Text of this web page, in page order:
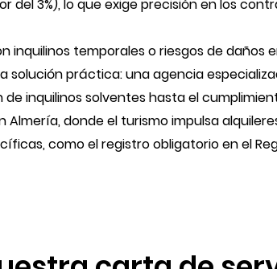
del 3%), lo que exige precisión en los
temporales o riesgos de daños
solución práctica: una agencia
inquilinos solventes hasta el
Almería, donde el turismo impulsa
como el registro obligatorio en el